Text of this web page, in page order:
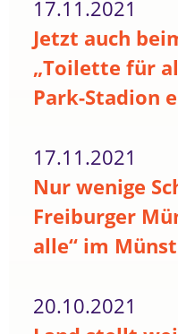
17.11.2021
Jetzt auch
„Toilette für
Park-Stadion
17.11.2021
Nur wenige
Freiburger
alle“ im
20.10.2021